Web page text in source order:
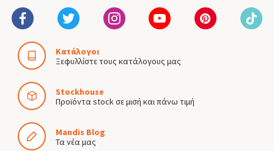
Κατάλογοι
Ξεφυλλίστε τους κατάλογους μας
Stockhouse
Προϊόντα stock σε μισή και πάνω τιμή
Mandis Blog
Τα νέα μας